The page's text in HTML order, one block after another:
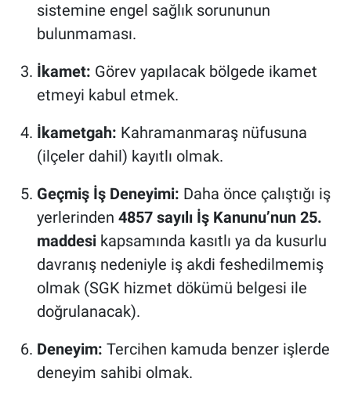
sistemine engel sağlık sorununun
bulunmaması.
İkamet: Görev yapılacak bölgede ikamet
etmeyi kabul etmek.
İkametgah: Kahramanmaraş nüfusuna
(ilçeler dahil) kayıtlı olmak.
Geçmiş İş Deneyimi: Daha önce çalıştığı iş
yerlerinden 4857 sayılı İş Kanunu’nun 25.
maddesikapsamında kasıtlı ya da kusurlu
davranış nedeniyle iş akdi feshedilmemiş
olmak (SGK hizmet dökümü belgesi ile
doğrulanacak).
Deneyim: Tercihen kamuda benzer işlerde
deneyim sahibi olmak.